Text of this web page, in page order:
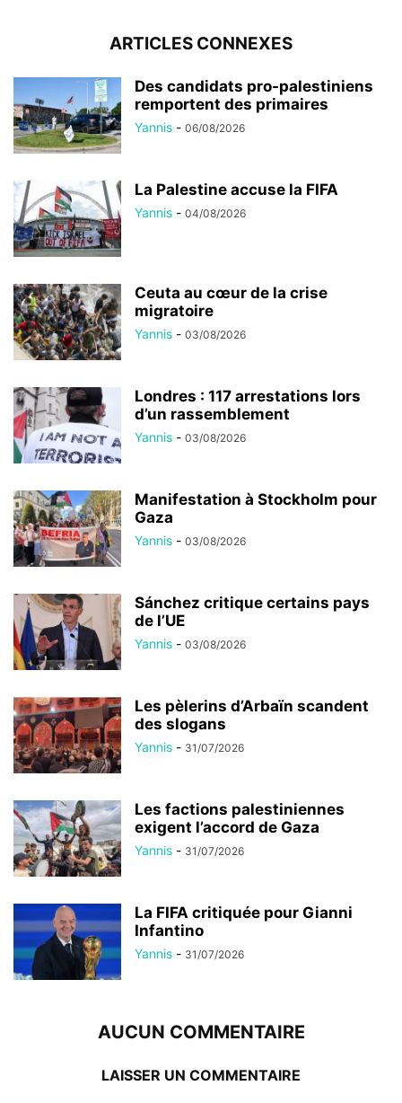
ARTICLES CONNEXES
Des candidats pro-palestiniens
remportent des primaires
Yannis - 06/08/2026
La Palestine accuse la FIFA
Yannis - 04/08/2026
Ceuta au cœur de la crise
migratoire
Yannis - 03/08/2026
Londres : 117 arrestations lors
d’un rassemblement
Yannis - 03/08/2026
Manifestation à Stockholm pour
Gaza
Yannis - 03/08/2026
Sánchez critique certains pays
de l’UE
Yannis - 03/08/2026
Les pèlerins d’Arbaïn scandent
des slogans
Yannis - 31/07/2026
Les factions palestiniennes
exigent l’accord de Gaza
Yannis - 31/07/2026
La FIFA critiquée pour Gianni
Infantino
Yannis - 31/07/2026
AUCUN COMMENTAIRE
LAISSER UN COMMENTAIRE